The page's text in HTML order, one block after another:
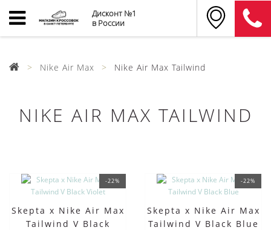
Дисконт №1
в России
Nike Air Max Nike Air Max Tailwind
NIKE AIR MAX TAILWIND
-22%
Skepta x Nike Air Max
Tailwind V Black
-22%
Skepta x Nike Air Max
Tailwind V Black Blue